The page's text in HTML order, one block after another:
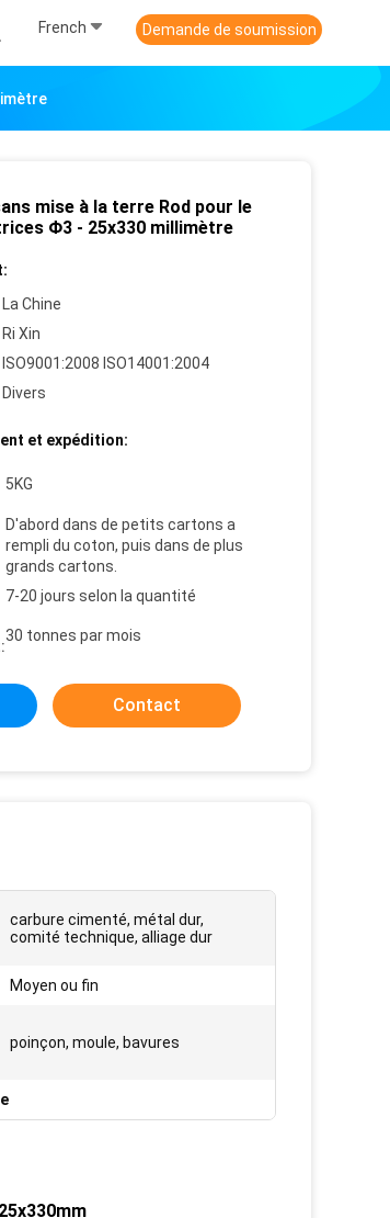
French Demande de soumission
mise à la terre Rod pour le
Φ3 - 25x330 millimètre
La Chine
Ri Xin
ISO9001:2008 ISO14001:2004
Divers
et expédition:
5KG
D'abord dans de petits cartons a
rempli du coton, puis dans de plus
grands cartons.
7-20 jours selon la quantité
30 tonnes par mois
Contact
carbure cimenté, métal dur,
comité technique, alliage dur
Moyen ou fin
poinçon, moule, bavures